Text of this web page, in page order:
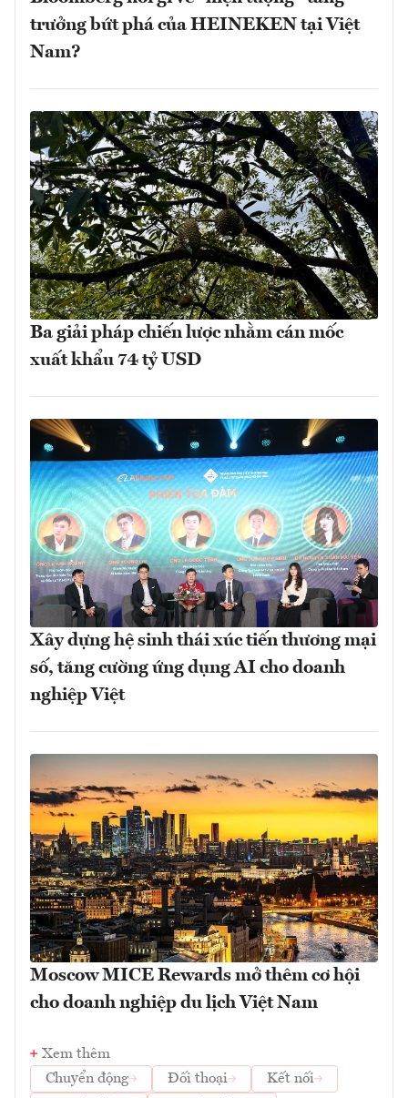
trưởng bứt phá của HEINEKEN tại Việt
Nam?
Ba giải pháp chiến lược nhằm cán mốc
xuất khẩu 74 tỷ USD
Xây dựng hệ sinh thái xúc tiến thương mại
số, tăng cường ứng dụng AI cho doanh
nghiệp Việt
Moscow MICE Rewards mở thêm cơ hội
cho doanh nghiệp du lịch Việt Nam
Xem thêm
Chuyển động
Đối thoại
Kết nối